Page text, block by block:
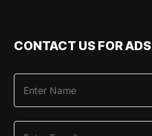
CONTACT US FOR ADS